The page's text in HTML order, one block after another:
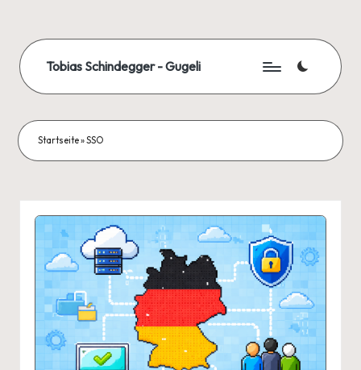
content
Tobias Schindegger - Gugeli
Startseite»SSO